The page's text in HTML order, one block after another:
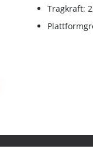
Tragkraft: